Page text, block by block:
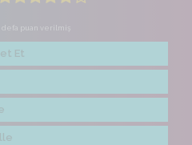
defa puan verilmiş
Et